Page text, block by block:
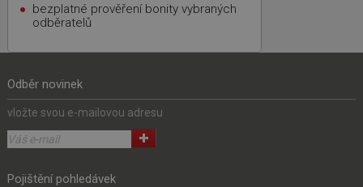
bezplatné prověření bonity vybraných
odběratelů
Odběr novinek
vložte svou e-mailovou adresu
Pojištění pohledávek